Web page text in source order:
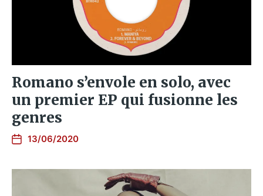
Romano s’envole en solo, avec
un premier EP qui fusionne les
genres
13/06/2020